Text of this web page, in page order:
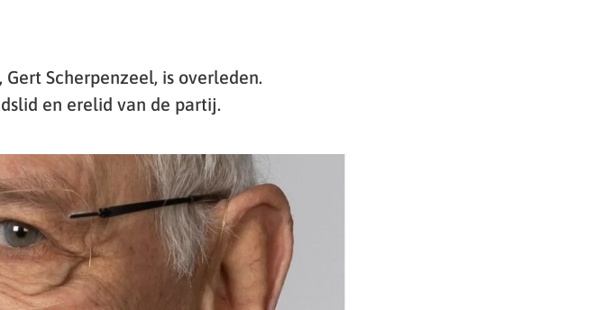
Scherpenzeel, is overleden.
en erelid van de partij.